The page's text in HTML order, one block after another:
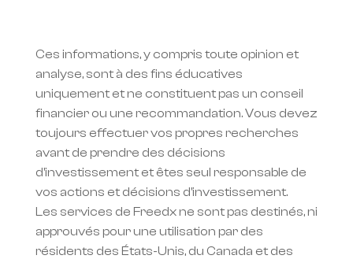
Ces informations, y compris toute opinion et
analyse, sont à des fins éducatives
uniquement et ne constituent pas un conseil
financier ou une recommandation. Vous devez
toujours effectuer vos propres recherches
avant de prendre des décisions
d'investissement et êtes seul responsable de
vos actions et décisions d'investissement.
Les services de Freedx ne sont pas destinés, ni
approuvés pour une utilisation par des
résidents des États-Unis, du Canada et des